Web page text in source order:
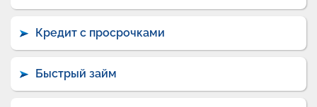
Кредит с просрочками
Быстрый займ